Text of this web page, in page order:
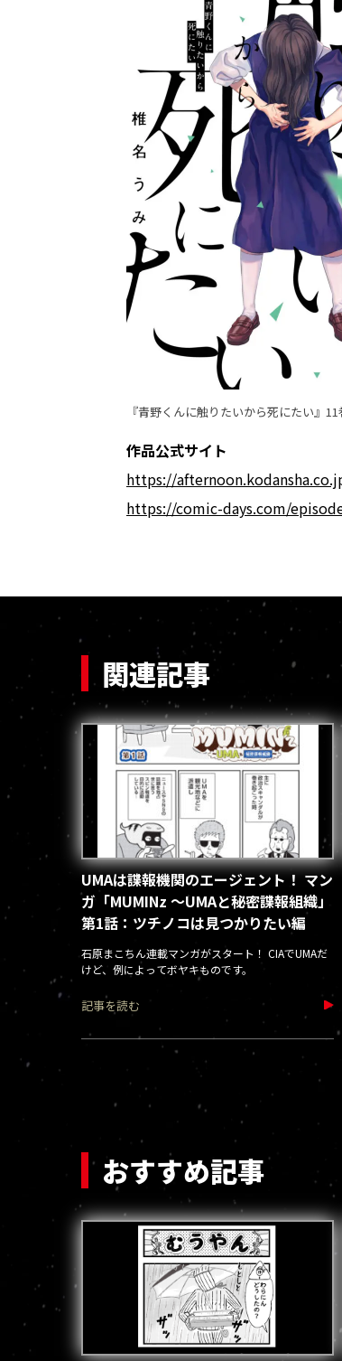
『青野くんに触りたいから死にたい』11
作品公式サイト
https://
https://comic-days.com/
関連記事
UMAは諜報機関のエージェント！ マン
ガ「MUMINz ～UMAと秘密諜報組織」
第1話：ツチノコは見つかりたい編
石原まこちん連載マンガがスタート！ CIAでUMAだ
けど、例によってボヤキものです。
記事を読む
おすすめ記事